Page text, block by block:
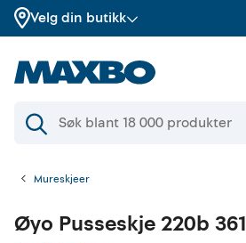
Velg din butikk
Mureskjeer
Øyo Pusseskje 220b 361